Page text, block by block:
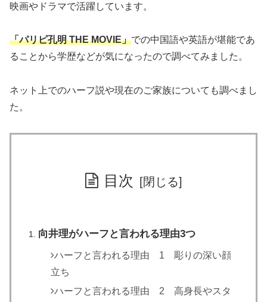
映画やドラマで活躍しています。
「パリピ孔明 THE MOVIE」での中国語や英語が堪能であ
ることから学歴などが気になったので調べてみました。
ネット上でのハーフ説や現在のご家族についても調べまし
た。
目次
向井理がハーフと言われる理由3つ
ハーフと言われる理由 1 彫りの深い顔
立ち
ハーフと言われる理由 2 高身長やスタ